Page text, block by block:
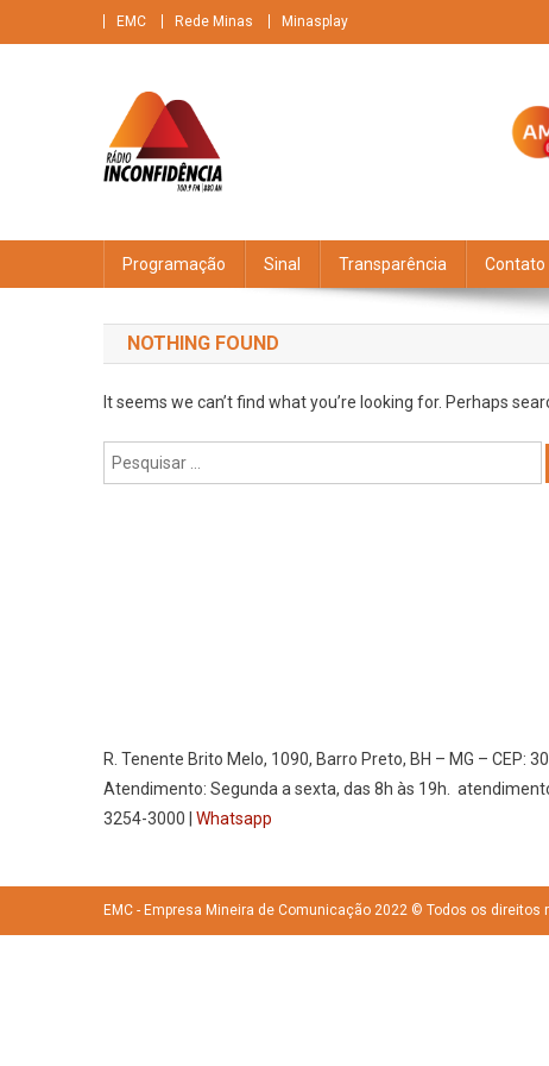
to
EMC Rede Minas Minasplay
Programação Sinal Transparência Contato
NOTHING FOUND
It seems we can’t find what you’re looking for. Perhaps
Pesquisar
por:
R. Tenente Brito Melo, 1090, Barro Preto, BH – MG – CEP:
Atendimento: Segunda a sexta, das 8h às 19h.
3254-3000 |Whatsapp
EMC - Empresa Mineira de Comunicação 2022 © Todos os direitos